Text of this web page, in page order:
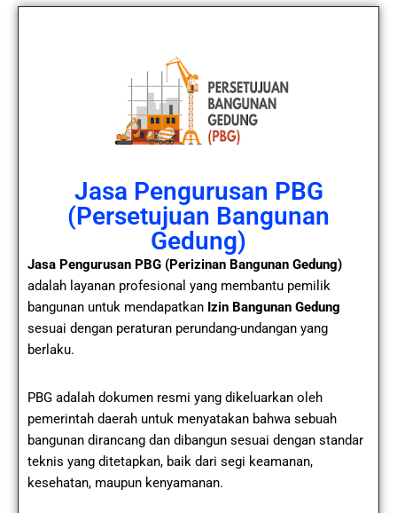
Jasa Pengurusan PBG
(Persetujuan Bangunan
Gedung)
Jasa Pengurusan PBG (Perizinan Bangunan Gedung)
adalah layanan profesional yang membantu pemilik
bangunan untuk mendapatkan Izin Bangunan Gedung
sesuai dengan peraturan perundang-undangan yang
berlaku.
PBG adalah dokumen resmi yang dikeluarkan oleh
pemerintah daerah untuk menyatakan bahwa sebuah
bangunan dirancang dan dibangun sesuai dengan standar
teknis yang ditetapkan, baik dari segi keamanan,
kesehatan, maupun kenyamanan.